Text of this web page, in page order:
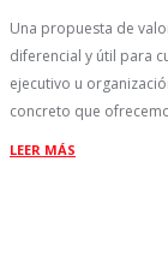
Una propuesta de
diferencial y útil para
ejecutivo u
concreto que
LEER MÁS